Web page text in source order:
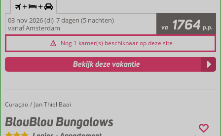
+ +
03 nov 2026 (di) 7 dagen (5 nachten)
vanaf Amsterdam
va 1764 p.p.
Nog 1 kamer(s) beschikbaar op deze site
Bekijk deze vakantie
Home
Curaçao Jan Thiel Baai
BlouBlou Bungalows
BlouBlou Bungalows